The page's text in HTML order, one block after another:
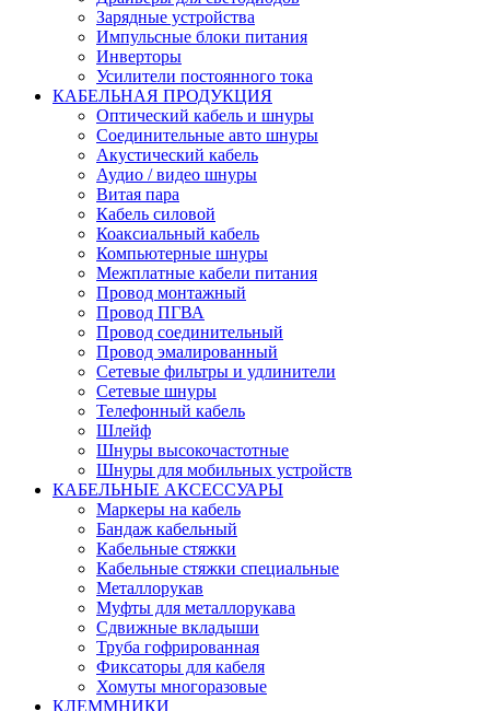
Зарядные устройства
Импульсные блоки питания
Инверторы
Усилители постоянного тока
КАБЕЛЬНАЯ ПРОДУКЦИЯ
Оптический кабель и шнуры
Соединительные авто шнуры
Акустический кабель
Аудио / видео шнуры
Витая пара
Кабель силовой
Коаксиальный кабель
Компьютерные шнуры
Межплатные кабели питания
Провод монтажный
Провод ПГВА
Провод соединительный
Провод эмалированный
Сетевые фильтры и удлинители
Сетевые шнуры
Телефонный кабель
Шлейф
Шнуры высокочастотные
Шнуры для мобильных устройств
КАБЕЛЬНЫЕ АКСЕССУАРЫ
Маркеры на кабель
Бандаж кабельный
Кабельные стяжки
Кабельные стяжки специальные
Металлорукав
Муфты для металлорукава
Сдвижные вкладыши
Труба гофрированная
Фиксаторы для кабеля
Хомуты многоразовые
КЛЕММНИКИ